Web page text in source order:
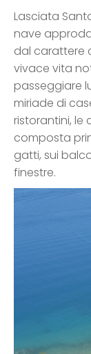
Lasciata
nave
dal carattere
vivace vita
passeggiare
miriade di
ristorantini, le
composta
gatti, sui
finestre.